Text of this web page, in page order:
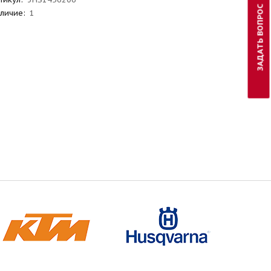
1 ЗАДАТЬ ВОПРОС